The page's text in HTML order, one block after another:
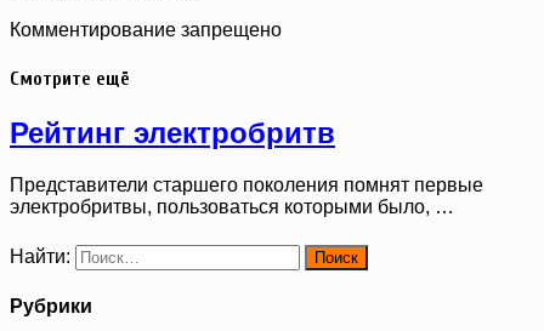
Комментирование запрещено
Смотрите ещё
Рейтинг электробритв
Представители старшего поколения помнят первые
электробритвы, пользоваться которыми было, …
Найти:
Рубрики